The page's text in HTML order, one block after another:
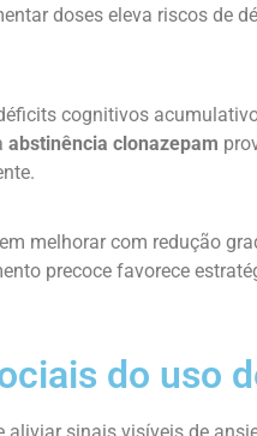
doses eleva riscos de
cognitivos
abstinência clonazepam
melhorar com redução
precoce favorece
do uso